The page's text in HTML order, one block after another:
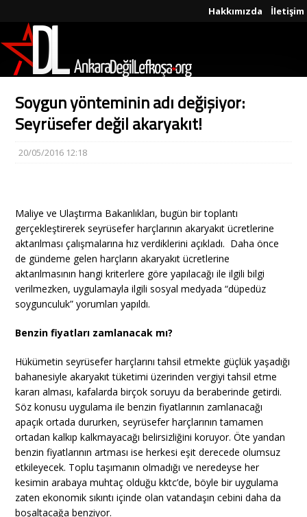
Hakkımızda İletişim
Soygun yönteminin adı değişiyor:
Seyrüsefer değil akaryakıt!
20/05/2016 12:18
Maliye ve Ulaştırma Bakanlıkları, bugün bir toplantı
gerçekleştirerek seyrüsefer harçlarının akaryakıt ücretlerine
aktarılması çalışmalarına hız verdiklerini açıkladı. Daha önce
de gündeme gelen harçların akaryakıt ücretlerine
aktarılmasının hangi kriterlere göre yapılacağı ile ilgili bilgi
verilmezken, uygulamayla ilgili sosyal medyada “düpedüz
soygunculuk” yorumları yapıldı.
Benzin fiyatları zamlanacak mı?
Hükümetin seyrüsefer harçlarını tahsil etmekte güçlük yaşadığı
bahanesiyle akaryakıt tüketimi üzerinden vergiyi tahsil etme
kararı alması, kafalarda birçok soruyu da beraberinde getirdi.
Söz konusu uygulama ile benzin fiyatlarının zamlanacağı
apaçık ortada dururken, seyrüsefer harçlarının tamamen
ortadan kalkıp kalkmayacağı belirsizliğini koruyor. Öte yandan
benzin fiyatlarının artması ise herkesi eşit derecede olumsuz
etkileyecek. Toplu taşımanın olmadığı ve neredeyse her
kesimin arabaya muhtaç olduğu kktc’de, böyle bir uygulama
zaten ekonomik sıkıntı içinde olan vatandaşın cebini daha da
boşaltacağa benziyor.